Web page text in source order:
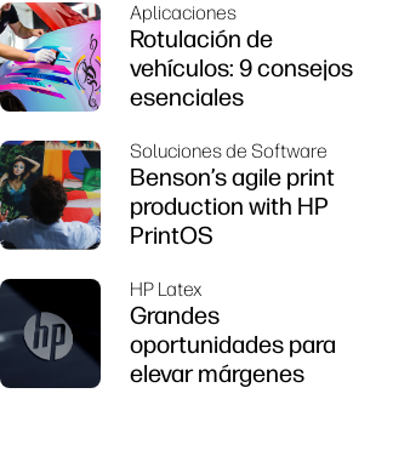
Aplicaciones
Rotulación de
vehículos: 9 consejos
esenciales
Soluciones de Software
Benson’s agile print
production with HP
PrintOS
HP Latex
Grandes
oportunidades para
elevar márgenes